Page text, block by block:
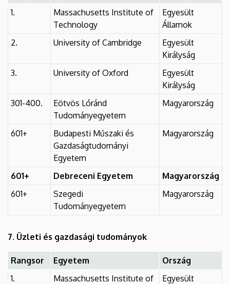
1.
Massachusetts Institute of
Technology
Egyesült
Államok
2.
University of Cambridge
Egyesült
Királyság
3.
University of Oxford
Egyesült
Királyság
301-400.
Eötvös Lóránd
Tudományegyetem
Magyarország
601+
Budapesti Műszaki és
Gazdaságtudományi
Egyetem
Magyarország
601+ Debreceni Egyetem
Magyarország
601+
Szegedi
Tudományegyetem
Magyarország
7. Üzleti és gazdasági tudományok
Rangsor Egyetem
Ország
1.
Massachusetts Institute of
Egyesült